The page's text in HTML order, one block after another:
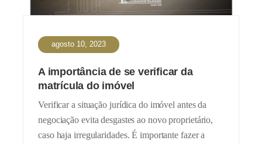
agosto 10, 2023
A importância de se verificar da
matrícula do imóvel
Verificar a situação jurídica do imóvel antes da
negociação evita desgastes ao novo proprietário,
caso haja irregularidades. É importante fazer a